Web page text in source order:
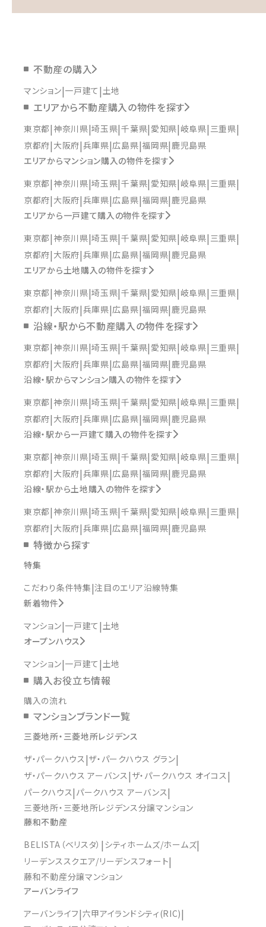
不動産の購入
マンション 一戸建て 土地
エリアから不動産購入の物件を探す
東京都 神奈川県 埼玉県 千葉県 愛知県 岐阜県 三重県
京都府 大阪府 兵庫県 広島県 福岡県 鹿児島県
エリアからマンション購入の物件を探す
東京都 神奈川県 埼玉県 千葉県 愛知県 岐阜県 三重県
京都府 大阪府 兵庫県 広島県 福岡県 鹿児島県
エリアから一戸建て購入の物件を探す
東京都 神奈川県 埼玉県 千葉県 愛知県 岐阜県 三重県
京都府 大阪府 兵庫県 広島県 福岡県 鹿児島県
エリアから土地購入の物件を探す
東京都 神奈川県 埼玉県 千葉県 愛知県 岐阜県 三重県
京都府 大阪府 兵庫県 広島県 福岡県 鹿児島県
沿線・駅から不動産購入の物件を探す
東京都 神奈川県 埼玉県 千葉県 愛知県 岐阜県 三重県
京都府 大阪府 兵庫県 広島県 福岡県 鹿児島県
沿線・駅からマンション購入の物件を探す
東京都 神奈川県 埼玉県 千葉県 愛知県 岐阜県 三重県
京都府 大阪府 兵庫県 広島県 福岡県 鹿児島県
沿線・駅から一戸建て購入の物件を探す
東京都 神奈川県 埼玉県 千葉県 愛知県 岐阜県 三重県
京都府 大阪府 兵庫県 広島県 福岡県 鹿児島県
沿線・駅から土地購入の物件を探す
東京都 神奈川県 埼玉県 千葉県 愛知県 岐阜県 三重県
京都府 大阪府 兵庫県 広島県 福岡県 鹿児島県
特徴から探す
特集
こだわり条件特集 注目のエリア沿線特集
新着物件
マンション 一戸建て 土地
オープンハウス
マンション 一戸建て 土地
購入お役立ち情報
購入の流れ
マンションブランド一覧
三菱地所・三菱地所レジデンス
ザ・パークハウス ザ・パークハウス グラン
ザ・パークハウス アーバンス ザ・パークハウス オイコス
パークハウス パークハウス アーバンス
三菱地所・三菱地所レジデンス分譲マンション
藤和不動産
BELISTA（ベリスタ） シティホームズ/ホームズ
リーデンススクエア/リーデンスフォート
藤和不動産分譲マンション
アーバンライフ
アーバンライフ 六甲アイランドシティ(RIC)